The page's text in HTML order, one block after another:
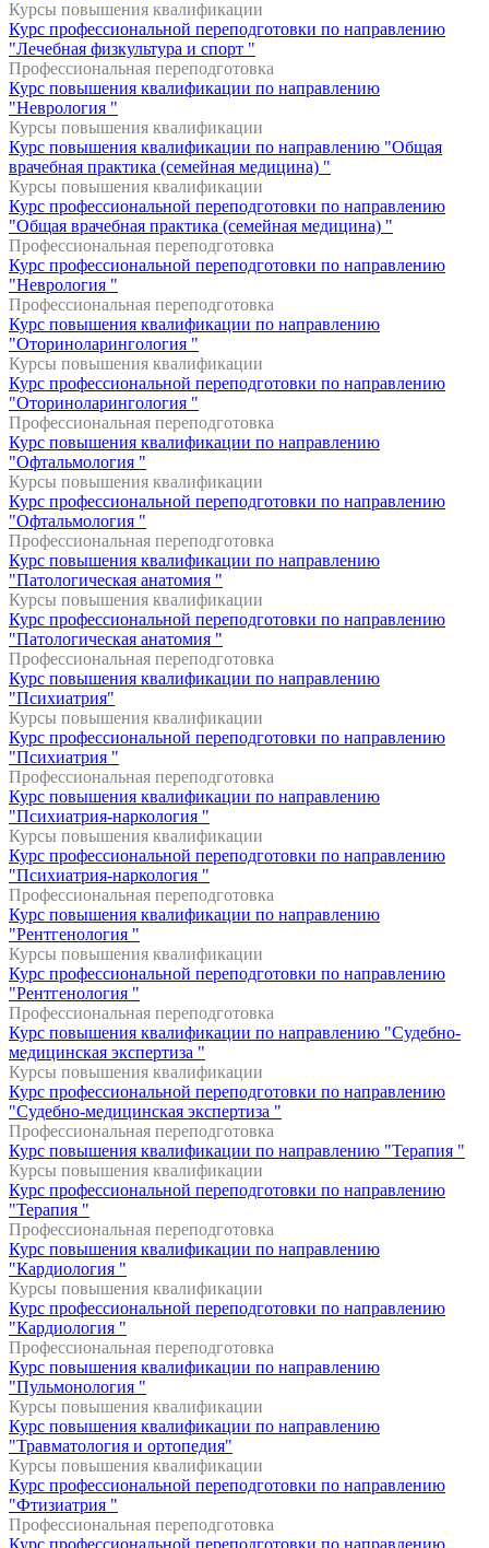
Курсы повышения квалификации
Курс профессиональной переподготовки по направлению
"Лечебная физкультура и спорт "
Профессиональная переподготовка
Курс повышения квалификации по направлению
"Неврология "
Курсы повышения квалификации
Курс повышения квалификации по направлению "Общая
врачебная практика (семейная медицина) "
Курсы повышения квалификации
Курс профессиональной переподготовки по направлению
"Общая врачебная практика (семейная медицина) "
Профессиональная переподготовка
Курс профессиональной переподготовки по направлению
"Неврология "
Профессиональная переподготовка
Курс повышения квалификации по направлению
"Оториноларингология "
Курсы повышения квалификации
Курс профессиональной переподготовки по направлению
"Оториноларингология "
Профессиональная переподготовка
Курс повышения квалификации по направлению
"Офтальмология "
Курсы повышения квалификации
Курс профессиональной переподготовки по направлению
"Офтальмология "
Профессиональная переподготовка
Курс повышения квалификации по направлению
"Патологическая анатомия "
Курсы повышения квалификации
Курс профессиональной переподготовки по направлению
"Патологическая анатомия "
Профессиональная переподготовка
Курс повышения квалификации по направлению
"Психиатрия"
Курсы повышения квалификации
Курс профессиональной переподготовки по направлению
"Психиатрия "
Профессиональная переподготовка
Курс повышения квалификации по направлению
"Психиатрия-наркология "
Курсы повышения квалификации
Курс профессиональной переподготовки по направлению
"Психиатрия-наркология "
Профессиональная переподготовка
Курс повышения квалификации по направлению
"Рентгенология "
Курсы повышения квалификации
Курс профессиональной переподготовки по направлению
"Рентгенология "
Профессиональная переподготовка
Курс повышения квалификации по направлению "Судебно-
медицинская экспертиза "
Курсы повышения квалификации
Курс профессиональной переподготовки по направлению
"Судебно-медицинская экспертиза "
Профессиональная переподготовка
Курс повышения квалификации по направлению "Терапия "
Курсы повышения квалификации
Курс профессиональной переподготовки по направлению
"Терапия "
Профессиональная переподготовка
Курс повышения квалификации по направлению
"Кардиология "
Курсы повышения квалификации
Курс профессиональной переподготовки по направлению
"Кардиология "
Профессиональная переподготовка
Курс повышения квалификации по направлению
"Пульмонология "
Курсы повышения квалификации
Курс повышения квалификации по направлению
"Травматология и ортопедия"
Курсы повышения квалификации
Курс профессиональной переподготовки по направлению
"Фтизиатрия "
Профессиональная переподготовка
Курс профессиональной переподготовки по направлению